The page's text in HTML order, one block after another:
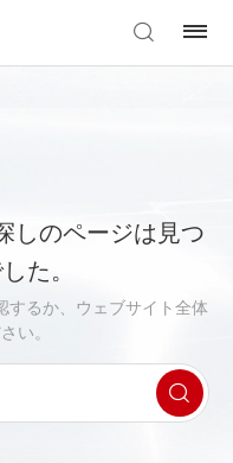
しのページは見つ
た。
するか、ウェブサイト全体
い。